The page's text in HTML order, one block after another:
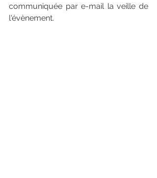
communiquée par e-mail la veille de
l'évènement.